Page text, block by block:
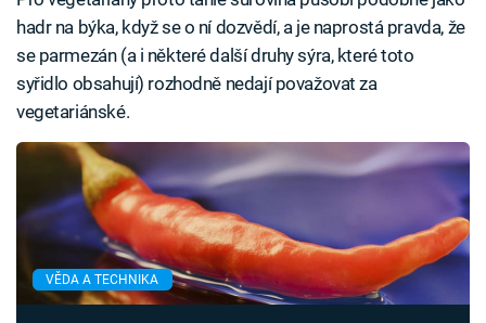
hadr na býka, když se o ní dozvědí, a je naprostá pravda, že
se parmezán (a i některé další druhy sýra, které toto
syřidlo obsahují) rozhodně nedají považovat za
vegetariánské.
VĚDA A TECHNIKA